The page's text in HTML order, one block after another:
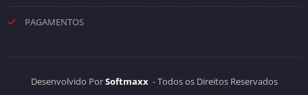
PAGAMENTOS
Desenvolvido PorSoftmaxx- Todos os Direitos Reservados